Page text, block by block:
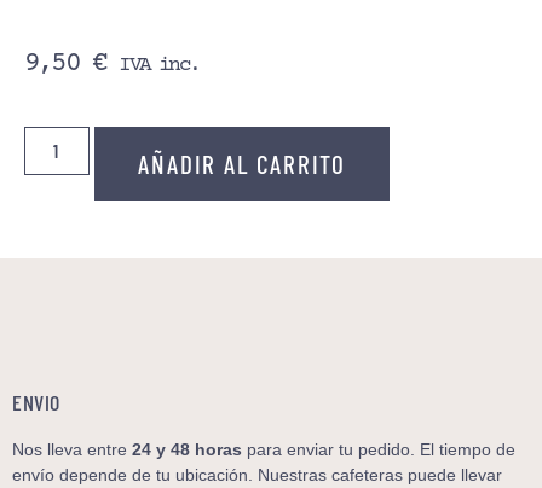
9,50 € IVA inc.
AÑADIR AL CARRITO
ENVIO
Nos lleva entre 24 y 48 horas para enviar tu pedido. El tiempo de
envío depende de tu ubicación. Nuestras cafeteras puede llevar